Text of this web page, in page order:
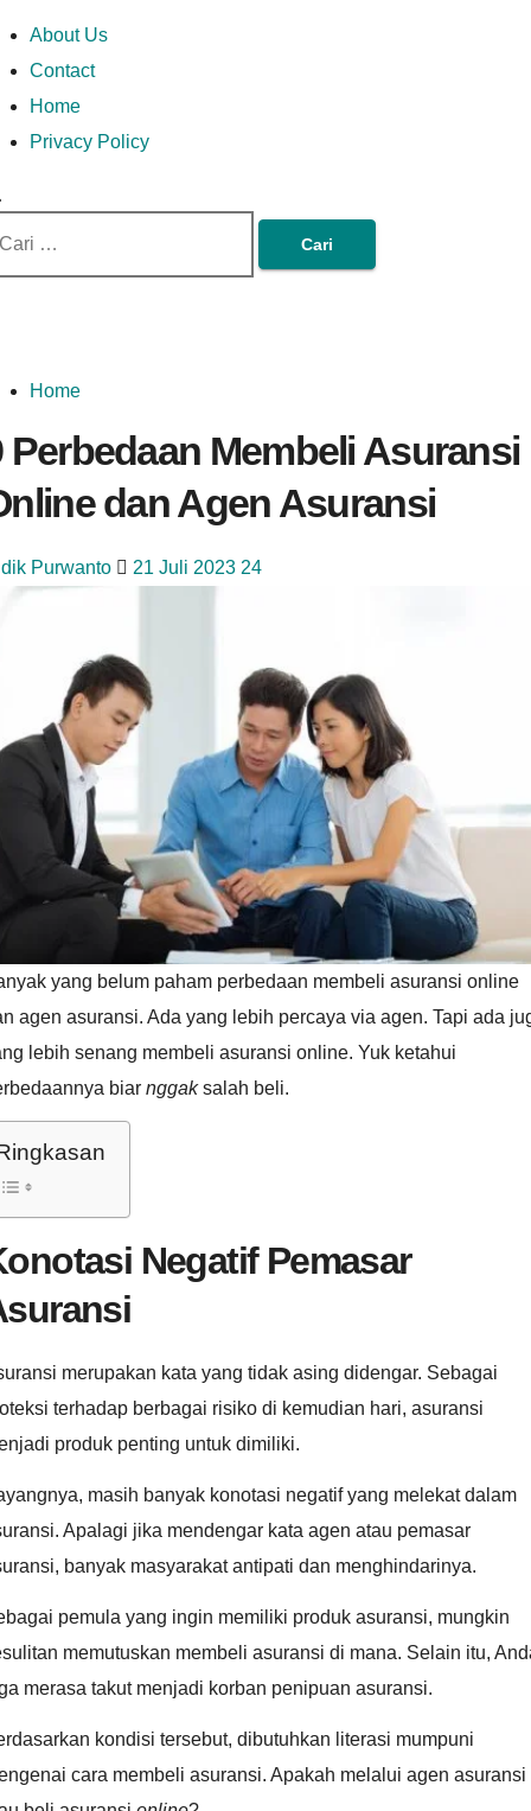
Money In Every
Way
In Every Way
About Us
Contact
Home
Privacy Policy
Home
Perbedaan Membeli Asuransi
dan Agen Asuransi
Purwanto 21 Juli 2023 24
yang belum paham perbedaan membeli asuransi online
agen asuransi. Ada yang lebih percaya via agen. Tapi ada
lebih senang membeli asuransi online. Yuk ketahui
biar nggaksalah beli.
Negatif Pemasar
merupakan kata yang tidak asing didengar. Sebagai
terhadap berbagai risiko di kemudian hari, asuransi
produk penting untuk dimiliki.
masih banyak konotasi negatif yang melekat dalam
Apalagi jika mendengar kata agen atau pemasar
banyak masyarakat antipati dan menghindarinya.
pemula yang ingin memiliki produk asuransi, mungkin
memutuskan membeli asuransi di mana. Selain itu,
merasa takut menjadi korban penipuan asuransi.
kondisi tersebut, dibutuhkan literasi mumpuni
cara membeli asuransi. Apakah melalui agen asuransi